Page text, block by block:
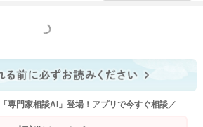
もっと見る
専門家相談AI」登場！アプリで今すぐ相談／